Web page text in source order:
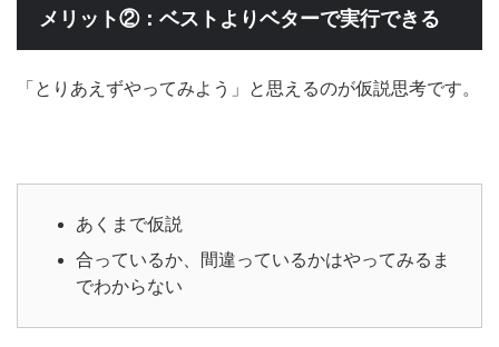
メリット②：ベストよりベターで実行できる
「とりあえずやってみよう」と思えるのが仮説思考です。
あくまで仮説
合っているか、間違っているかはやってみるま
でわからない